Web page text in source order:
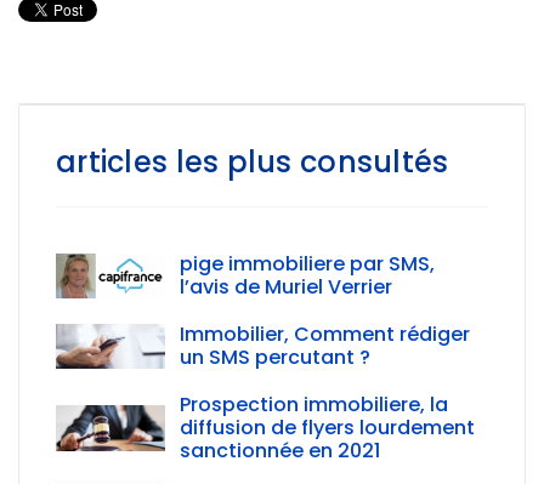
articles les plus consultés
pige immobiliere par SMS,
l’avis de Muriel Verrier
Immobilier, Comment rédiger
un SMS percutant ?
Prospection immobiliere, la
diffusion de flyers lourdement
sanctionnée en 2021